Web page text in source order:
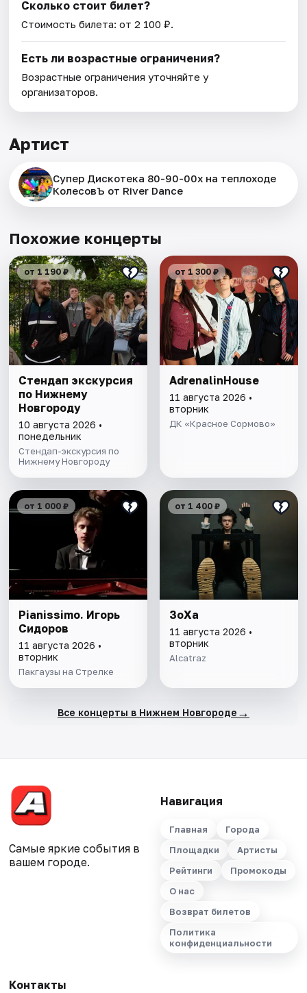
Сколько стоит билет?
Стоимость билета: от 2 100 ₽.
Есть ли возрастные ограничения?
Возрастные ограничения уточняйте у
организаторов.
Артист
Супер Дискотека 80-90-00х на теплоходе
КолесовЪ от River Dance
Похожие концерты
от 1 190 ₽
Стендап экскурсия
по Нижнему
Новгороду
10 августа 2026 •
понедельник
Стендап-экскурсия по
Нижнему Новгороду
от 1 300 ₽
AdrenalinHouse
11 августа 2026 •
вторник
ДК «Красное Сормово»
от 1 000 ₽
Pianissimo. Игорь
Сидоров
11 августа 2026 •
вторник
Пакгаузы на Стрелке
от 1 400 ₽
ЗоХа
11 августа 2026 •
вторник
Alcatraz
Все концерты в Нижнем Новгороде →
Самые яркие события в
вашем городе.
Навигация
Главная
Города
Площадки
Артисты
Рейтинги
Промокоды
О нас
Возврат билетов
Политика
конфиденциальности
Контакты